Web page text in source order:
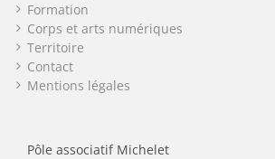
Formation
Corps et arts numériques
Territoire
Contact
Mentions légales
Pôle associatif Michelet